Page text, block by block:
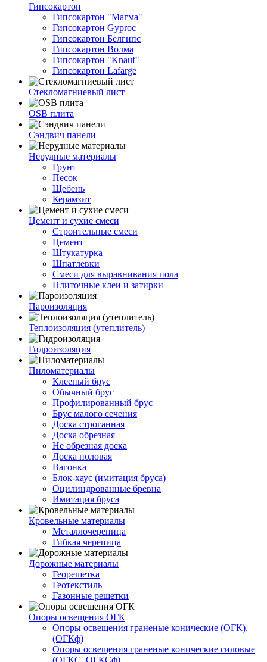
Гипсокартон
Гипсокартон "Магма"
Гипсокартон Gyproc
Гипсокартон Белгипс
Гипсокартон Волма
Гипсокартон "Knauf"
Гипсокартон Lafarge
Стекломагниевый лист
OSB плита
Сэндвич панели
Нерудные материалы
Грунт
Песок
Щебень
Керамзит
Цемент и сухие смеси
Строительные смеси
Цемент
Штукатурка
Шпатлевки
Смеси для выравнивания пола
Плиточные клеи и затирки
Пароизоляция
Теплоизоляция (утеплитель)
Гидроизоляция
Пиломатериалы
Клееный брус
Обычный брус
Профилированный брус
Брус малого сечения
Доска строганная
Доска обрезная
Не обрезная доска
Доска половая
Вагонка
Блок-хаус (имитация бруса)
Оцилиндрованные бревна
Имитация бруса
Кровельные материалы
Металлочерепица
Гибкая черепица
Дорожные материалы
Георешетка
Геотекстиль
Газонные решетки
Опоры освещения ОГК
Опоры освещения граненые конические (ОГК),
(ОГКф)
Опоры освещения граненые конические силовые
(ОГКС, ОГКСф)